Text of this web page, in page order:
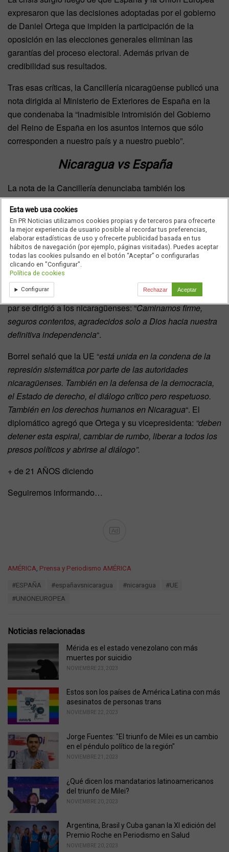
expresaron que las decisiones adoptadas por el gobierno
de Daniel Ortega que impiden la participación de la
oposición en las elecciones generales eliminan las
garantías del proceso electoral. Además privan de
credibilidad sus resultados.
Tras esas críticas, la Cancillería nicaragüense publicó una
nota dirigida al Ministerio de Exteriores de España en la
que condenaba la “inadmisible intromisión del Gobierno
del Reino de España en los asuntos internos que sólo
corresponden a nuestro país y a nuestro pueblo”.
Nicaragua vs España
La nota de la Cancillería denunciaba también los
“crímenes de lesa humanidad, nunca investigados o
juzgados” de los GAL en los años 80 y la “feroz y brutal
historia colonial y neocolonial” de España, y concluye
preguntándose “cómo es posible que, mentecatos al fin, se
atrevan a dar lecciones de democracia, cuando ni son, ni
dan ejemplo, ni cumplen con la verdad y la justicia”.
Además acusa a España de hablar del país
centroamericano “como si de una colonia se tratara”. A la
par se dirigió a los nicaragüenses: “Caminamos firme,
seguros contentos, agradecidos solo a Dios hacia nuestra
definitiva independencia“.
Borrel señaló que la UE “está unida en la condena de la
represión sistemática por parte de las autoridades
nicaragüenses. También en la defensa de la democracia,
el Estado de derecho, el diálogo crítico pero respetuoso.
También en los derechos humanos en Nicaragua“. El
diplomático agregó que Ortega y su vicepresidenta: “deben
detener esta espiral, cambiar de rumbo, liberar a todos los
presos políticos y abrirse al diálogo”.
+ de 21 AÑOS diciendo
Seguiremos informando…
Ad
C
AMÉRICA Prensa y Periodismo AMÉRICA
#ESPAÑA #españavsnicaragua #nicaragua
#UE
#UNIONEUROPEA
Noticias relacionadas
Mérida es el estado venezolano con más
muertes por suicidio
NOVIEMBRE 23, 2023
Estos son los países de América Latina con más
asesinatos de personas trans
NOVIEMBRE 22, 2023
Jorge Fuentes: "El triunfo de Milei es un cambio
en el péndulo político de la región"
NOVIEMBRE 21, 2023
¿Qué dicen los mandatarios latinoamericanos
del triunfo de Milei?
NOVIEMBRE 20, 2023
Argentina, Brasil y Cuba ganan la XI edición del
Premio Roche en Periodismo en Salud
NOVIEMBRE 20, 2023
Esta web usa cookies
En PR Noticias utilizamos cookies propias y de terceros para ofrecerte
la mejor experiencia de usuario posible al recordar tus preferencias,
elaborar estadísticas de uso y ofrecerte publicidad basada en tus
hábitos de navegación (por ejemplo, páginas visitadas). Puedes aceptar
todas las cookies pulsando en el botón “Aceptar” o configurarlas
clicando en "Configurar".
Política de cookies
Configurar Rechazar Aceptar